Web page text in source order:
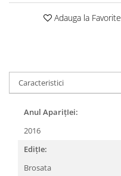
Adauga la Favorite
Caracteristici
Anul AparițIei:
2016
EdițIe:
Brosata